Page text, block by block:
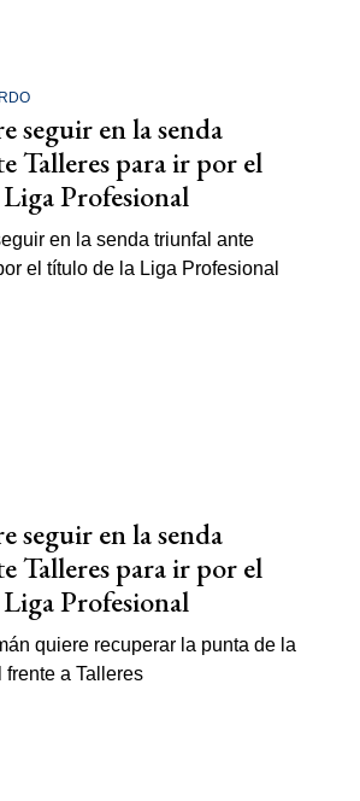
seguir en la senda
Talleres para ir por el
Profesional
seguir en la senda
Talleres para ir por el
Profesional